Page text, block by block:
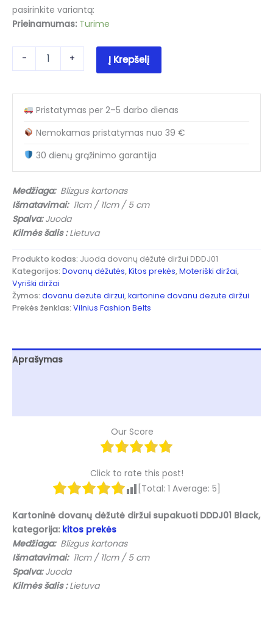
price
was:
2.50 €.
is:
1.49 €.
pasirinkite variantą:
Prieinamumas: Turime
-
produkto
diržui
supakuoti
DDDJ01
Black
+ Į Krepšelį
Pristatymas per 2–5 darbo dienas
Nemokamas pristatymas nuo 39 €
30 dienų grąžinimo garantija
Medžiaga:Blizgus kartonas
Išmatavimai:11cm / 11cm / 5 cm
Spalva:Juoda
Kilmės šalis :Lietuva
Produkto kodas: Juoda dovanų dėžutė diržui DDDJ01
Kategorijos: Dovanų dėžutės,Kitos prekės,Moteriški diržai,
Vyriški diržai
Žymos: dovanu dezute dirzui,kartonine dovanu dezute diržui
Prekės ženklas: Vilnius Fashion Belts
Aprašymas
Our Score
Click to rate this post!
[Total: 1 Average: 5]
Kartoninė dovanų dėžutė diržui supakuoti DDDJ01 Black,
kategorija: kitos prekės
Medžiaga:Blizgus kartonas
Išmatavimai:11cm / 11cm / 5 cm
Spalva:Juoda
Kilmės šalis :Lietuva